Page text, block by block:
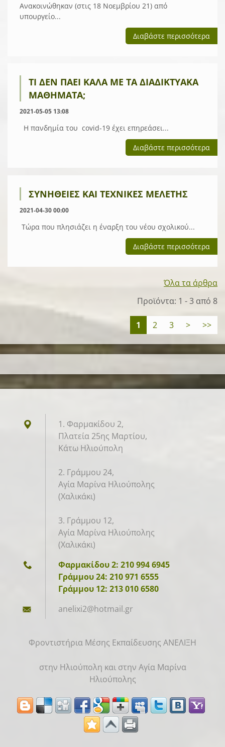
Ανακοινώθηκαν (στις 18 Νοεμβρίου 21) από
υπουργείο...
Διαβάστε περισσότερα
ΤΙ ΔΕΝ ΠΆΕΙ ΚΑΛΆ ΜΕ ΤΑ ΔΙΑΔΙΚΤΥΑΚΆ
ΜΑΘΉΜΑΤΑ;
2021-05-05 13:08
Η πανδημία του covid-19 έχει επηρεάσει...
Διαβάστε περισσότερα
ΣΥΝΉΘΕΙΕΣ ΚΑΙ ΤΕΧΝΙΚΈΣ ΜΕΛΈΤΗΣ
2021-04-30 00:00
Τώρα που πλησιάζει η έναρξη του νέου σχολικού...
Διαβάστε περισσότερα
Όλα τα άρθρα
Προϊόντα: 1 - 3 από 8
1 2 3 > >>
1. Φαρμακίδου 2,
Πλατεία 25ης Μαρτίου,
Κάτω Ηλιούπολη
2. Γράμμου 24,
Αγία Μαρίνα Ηλιούπολης
(Χαλικάκι)
3. Γράμμου 12,
Αγία Μαρίνα Ηλιούπολης
(Χαλικάκι)
Φαρμακίδου 2: 210 994 6945
Γράμμου 24: 210 971 6555
Γράμμου 12: 213 010 6580
anelixi2@hotmail.gr
Φροντιστήρια Μέσης Εκπαίδευσης ΑΝΕΛΙΞΗ
στην Ηλιούπολη και στην Αγία Μαρίνα
Ηλιούπολης